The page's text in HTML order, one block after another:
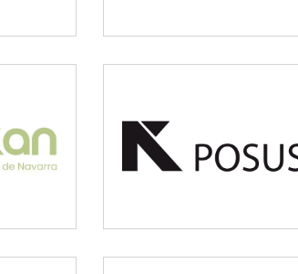
Medio ambiente